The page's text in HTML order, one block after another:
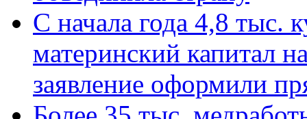
С начала года 4,8 тыс.
материнский капитал
заявление оформили